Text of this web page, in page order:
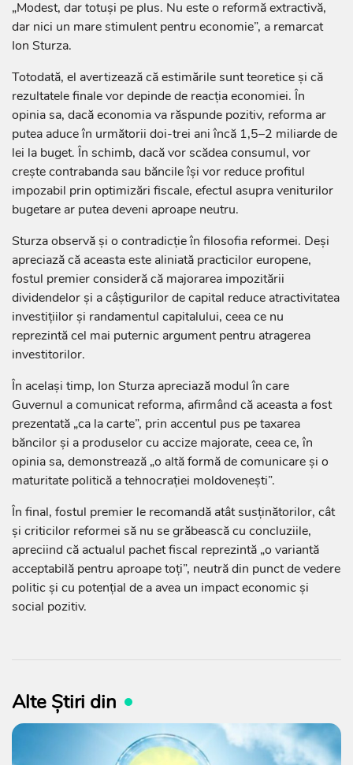
„Modest, dar totuși pe plus. Nu este o reformă extractivă,
dar nici un mare stimulent pentru economie”, a remarcat
Ion Sturza.
Totodată, el avertizează că estimările sunt teoretice și că
rezultatele finale vor depinde de reacția economiei. În
opinia sa, dacă economia va răspunde pozitiv, reforma ar
putea aduce în următorii doi-trei ani încă 1,5–2 miliarde de
lei la buget. În schimb, dacă vor scădea consumul, vor
crește contrabanda sau băncile își vor reduce profitul
impozabil prin optimizări fiscale, efectul asupra veniturilor
bugetare ar putea deveni aproape neutru.
Sturza observă și o contradicție în filosofia reformei. Deși
apreciază că aceasta este aliniată practicilor europene,
fostul premier consideră că majorarea impozitării
dividendelor și a câștigurilor de capital reduce atractivitatea
investițiilor și randamentul capitalului, ceea ce nu
reprezintă cel mai puternic argument pentru atragerea
investitorilor.
În același timp, Ion Sturza apreciază modul în care
Guvernul a comunicat reforma, afirmând că aceasta a fost
prezentată „ca la carte”, prin accentul pus pe taxarea
băncilor și a produselor cu accize majorate, ceea ce, în
opinia sa, demonstrează „o altă formă de comunicare și o
maturitate politică a tehnocrației moldovenești”.
În final, fostul premier le recomandă atât susținătorilor, cât
și criticilor reformei să nu se grăbească cu concluziile,
apreciind că actualul pachet fiscal reprezintă „o variantă
acceptabilă pentru aproape toți”, neutră din punct de vedere
politic și cu potențial de a avea un impact economic și
social pozitiv.
Alte Știri din